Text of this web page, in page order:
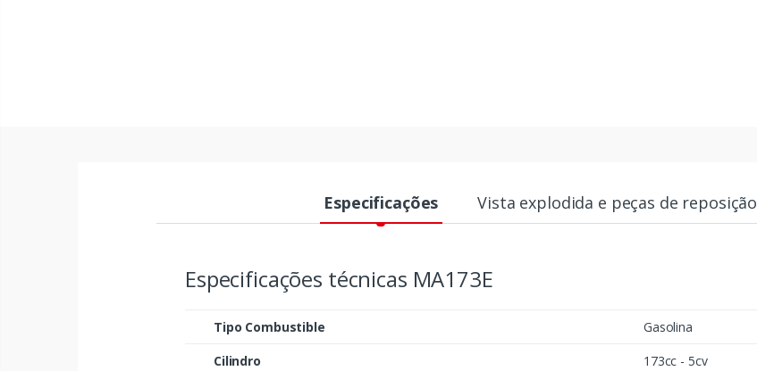
Especificações Vista explodida e peças de reposição
Especificações técnicas MA173E
Tipo Combustible
Gasolina
Cilindro
173cc - 5cv